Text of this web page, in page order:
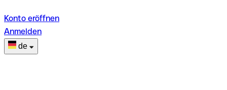
Konto eröffnen
Anmelden
de